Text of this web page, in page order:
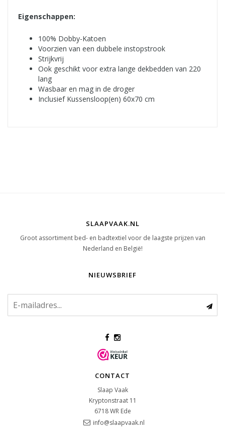
Eigenschappen:
100% Dobby-Katoen
Voorzien van een dubbele instopstrook
Strijkvrij
Ook geschikt voor extra lange dekbedden van 220
lang
Wasbaar en mag in de droger
Inclusief Kussensloop(en) 60x70 cm
SLAAPVAAK.NL
Groot assortiment bed- en badtextiel voor de laagste prijzen van
Nederland en België!
NIEUWSBRIEF
CONTACT
Slaap Vaak
Kryptonstraat 11
6718 WR Ede
info@slaapvaak.nl